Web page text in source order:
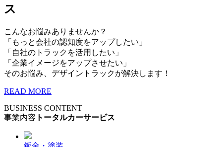
ス
こんなお悩みありませんか？
「もっと会社の認知度をアップしたい」
「自社のトラックを活用したい」
「企業イメージをアップさせたい」
そのお悩み、デザイントラックが解決します！
READ MORE
BUSINESS CONTENT
事業内容 トータルカーサービス